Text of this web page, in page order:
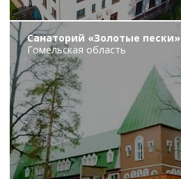
Санаторий «Золотые пески»
Гомельская область